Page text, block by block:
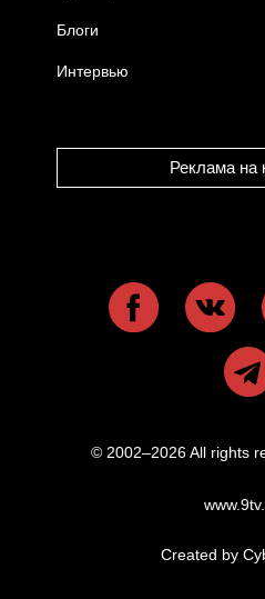
Блоги
Интервью
Реклама на
© 2002–2026 All rights
Created by